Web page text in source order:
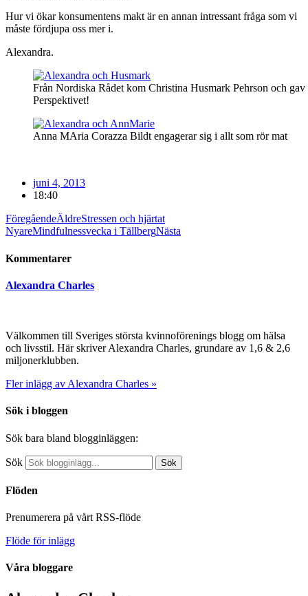
Hur vi ökar konsumentens makt är en annan intressant fråga som vi
måste fördjupa oss mer i.
Alexandra.
Från Nordiska Rådet kom Christina Husmark Pehrson och
Perspektivet!
Anna MAria Corazza Bildt engagerar sig i allt som rör mat
juni 4, 2013
18:40
FöregåendeÄldreStressen och hjärtat
NyareMindfulnessvecka i TällbergNästa
Kommentarer
Alexandra Charles
Välkommen till Sveriges största kvinnoförenings blogg om hälsa
och livsstil. Här skriver Alexandra Charles, grundare av 1,6 & 2,6
miljonerklubben.
Fler inlägg av Alexandra Charles »
Sök i bloggen
Sök bara bland blogginläggen:
Sök Sök
Flöden
Prenumerera på vårt RSS-flöde
Flöde för inlägg
Våra bloggare